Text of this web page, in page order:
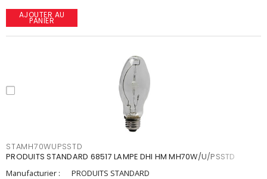
AJOUTER AU
PANIER
STAMH70WUPSSTD
PRODUITS STANDARD 68517 LAMPE DHI HM MH70W/U/PSSTD
Manufacturier :
PRODUITS STANDARD